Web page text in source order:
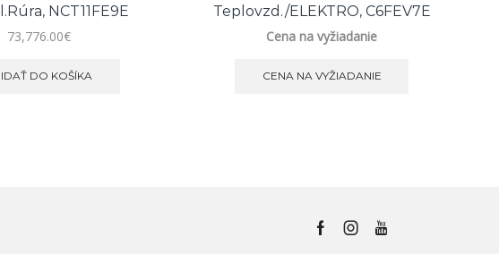
NCT11FE9E
73,776.00€
DO KOŠÍKA
Teplovzd./ELEKTRO, C6FEV7E
Cena na vyžiadanie
CENA NA VYŽIADANIE